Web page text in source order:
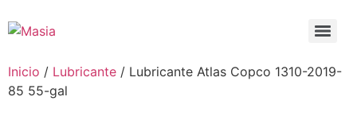
Inicio / Lubricante / Lubricante Atlas Copco 1310-2019-
85 55-gal